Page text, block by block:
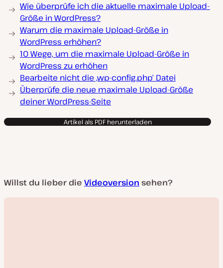
Wie überprüfe ich die aktuelle maximale Upload-
Größe in WordPress?
Warum die maximale Upload-Größe in
WordPress erhöhen?
10 Wege, um die maximale Upload-Größe in
WordPress zu erhöhen
Bearbeite nicht die ‚wp-config.php‘ Datei
Überprüfe die neue maximale Upload-Größe
deiner WordPress-Seite
Artikel als PDF herunterladen
Willst du lieber die Videoversion sehen?